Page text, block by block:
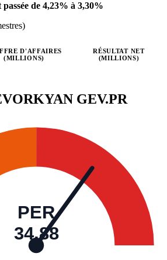
passée de 4,23% à 3,30%
(couronne tchèque)
D'AFFAIRES
(MILLIONS)
RÉSULTAT NET
(MILLIONS)
GEV.PR
PER
34,88